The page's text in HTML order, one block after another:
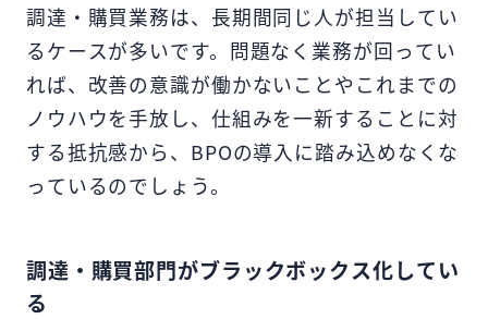
調達・購買業務は、長期間同じ人が担当してい
るケースが多いです。問題なく業務が回ってい
れば、改善の意識が働かないことやこれまでの
ノウハウを手放し、仕組みを一新することに対
する抵抗感から、BPOの導入に踏み込めなくな
っているのでしょう。
調達・購買部門がブラックボックス化してい
る